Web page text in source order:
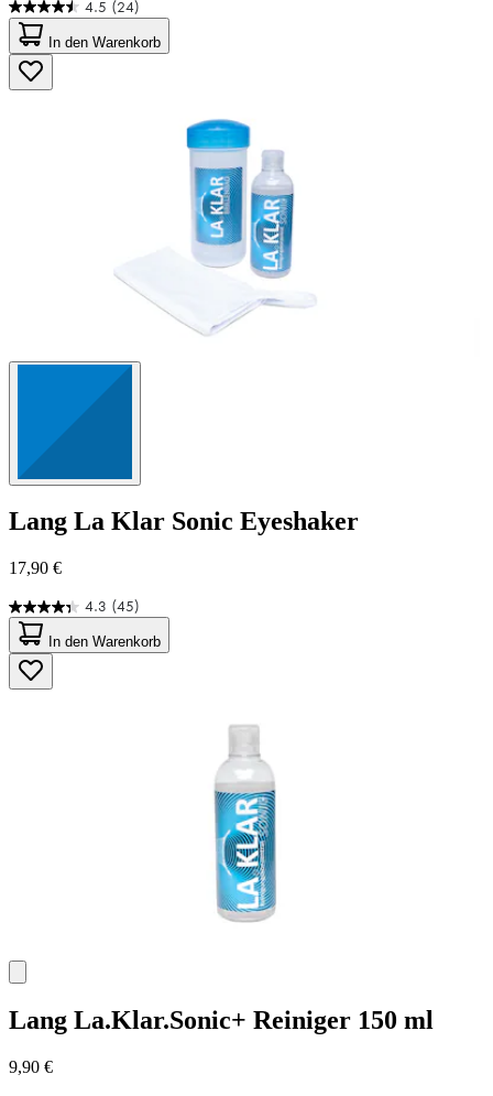
4.5 (24)
4.5
von
5
Sternen.
24
In den Warenkorb
Lang La Klar Sonic Eyeshaker
17,90 €
4.3 (45)
4.3
von
5
Sternen.
45
In den Warenkorb
Lang La.Klar.Sonic+ Reiniger 150 ml
9,90 €